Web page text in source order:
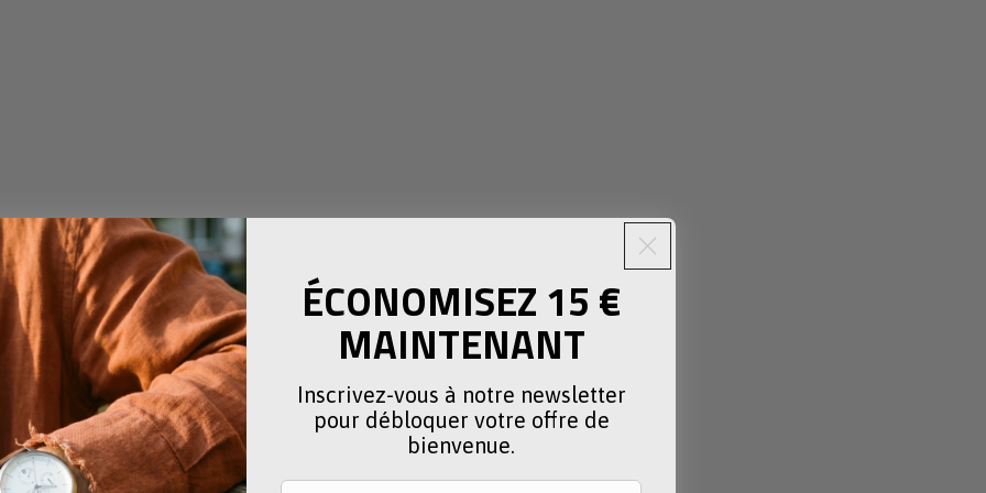
ÉCONOMISEZ 15 €
MAINTENANT
Inscrivez-vous à notre newsletter
pour débloquer votre offre de
bienvenue.